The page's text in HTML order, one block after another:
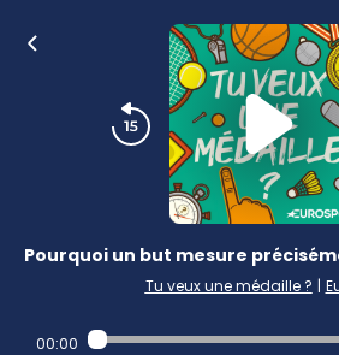
Pourquoi un but mesure
Tu veux une médaille ? |
00:00